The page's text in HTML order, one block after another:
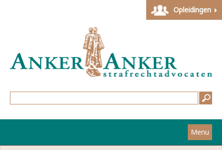
Opleidingen
Menu